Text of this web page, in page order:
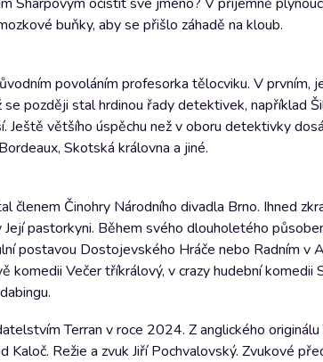
buňky, aby se přišlo záhadě na kloub.
povoláním profesorka tělocviku. V prvním,
později stal hrdinou řady detektivek, například
Ještě většího úspěchu než v oboru detektivky
Skotská královna a jiné.
Činohry Národního divadla Brno. Ihned
pastorkyni. Během svého dlouholetého
postavou Dostojevského Hráče nebo Radním v
komedii Večer tříkrálový, v crazy hudební komedii
Terran v roce 2024. Z anglického originálu
Režie a zvuk Jiří Pochvalovský. Zvukové